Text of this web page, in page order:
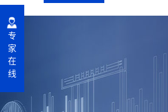
专
家
在
线